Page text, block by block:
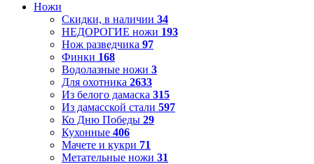
Ножи
Скидки, в наличии 34
НЕДОРОГИЕ ножи 193
Нож разведчика 97
Финки 168
Водолазные ножи 3
Для охотника 2633
Из белого дамаска 315
Из дамасской стали 597
Ко Дню Победы 29
Кухонные 406
Мачете и кукри 71
Метательные ножи 31